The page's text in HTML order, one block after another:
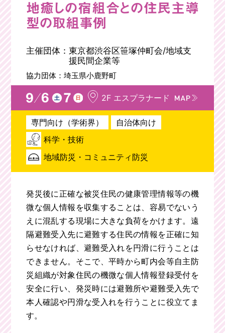
地癒しの宿組合との住民主導
型の取組事例
主催団体：東京都渋谷区笹塚仲町会/地域支
援民間企業等
協力団体：埼玉県小鹿野町
2F エスプラナード
専門向け（学術界）
自治体向け
科学・技術
地域防災・コミュニティ防災
発災後に正確な被災住民の健康管理情報等の機
微な個人情報を収集することは、容易でないう
えに混乱する現場に大きな負荷をかけます。遠
隔避難受入先に避難する住民の情報を正確に知
らせなければ、避難受入れを円滑に行うことは
できません。そこで、平時から町内会等自主防
災組織が対象住民の機微な個人情報登録受付を
安全に行い、発災時には避難所や避難受入先で
本人確認や円滑な受入れを行うことに役立てま
す。